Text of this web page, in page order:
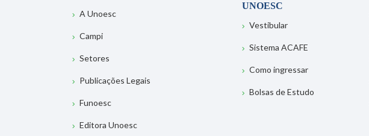
A Unoesc
Campi
Setores
Publicações Legais
Funoesc
Editora Unoesc
UNOESC
Vestibular
Sistema ACAFE
Como ingressar
Bolsas de Estudo